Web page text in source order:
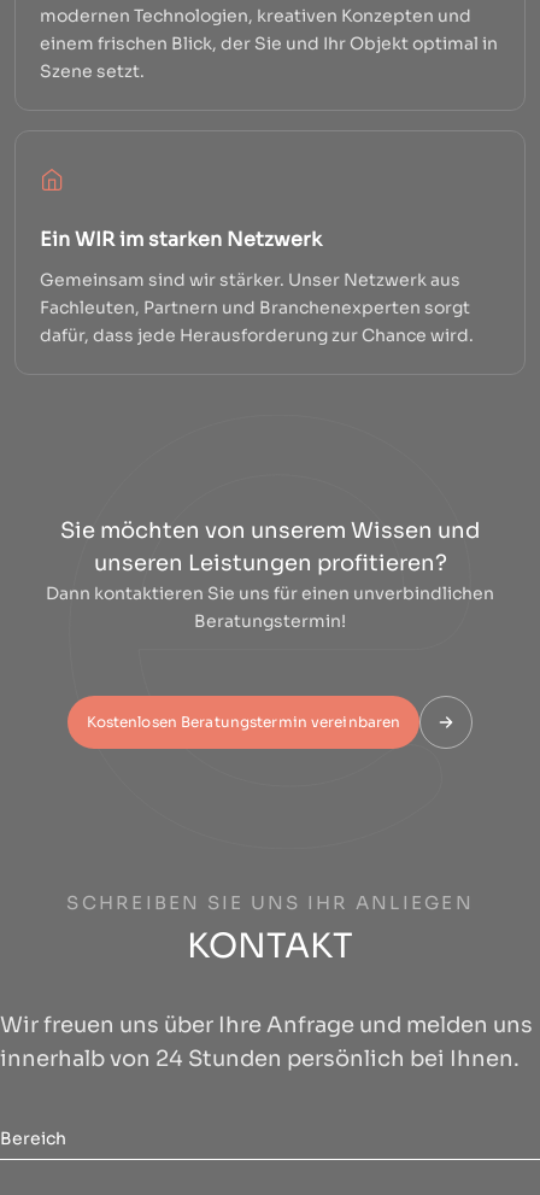
modernen Technologien, kreativen Konzepten und
einem frischen Blick, der Sie und Ihr Objekt optimal in
Szene setzt.
Ein WIR im starken Netzwerk
Gemeinsam sind wir stärker. Unser Netzwerk aus
Fachleuten, Partnern und Branchenexperten sorgt
dafür, dass jede Herausforderung zur Chance wird.
Sie möchten von unserem Wissen und
unseren Leistungen profitieren?
Dann kontaktieren Sie uns für einen unverbindlichen
Beratungstermin!
Kostenlosen Beratungstermin vereinbaren
SCHREIBEN SIE UNS IHR ANLIEGEN
KONTAKT
Wir freuen uns über Ihre Anfrage und melden uns
innerhalb von 24 Stunden persönlich bei Ihnen.